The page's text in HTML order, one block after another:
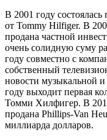
В 2001 году
от Tommy Hilfiger. В
продана частной
очень солидную суму
году совместно с
собственный
новости музыкальной
году выходит первая
Томми Хилфигер. В
продана Phillips-Van
миллиарда долларов.